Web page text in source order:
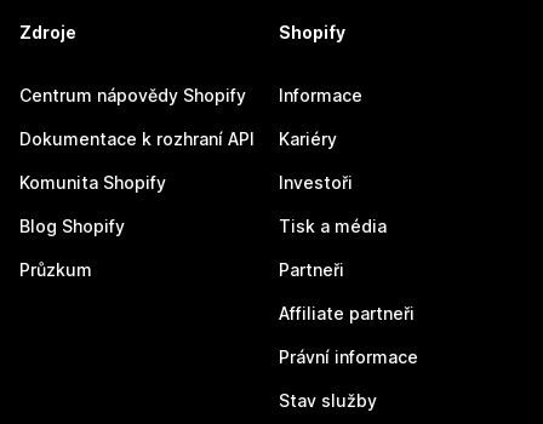
Zdroje
Centrum nápovědy Shopify
Dokumentace k rozhraní API
Komunita Shopify
Blog Shopify
Průzkum
Shopify
Informace
Kariéry
Investoři
Tisk a média
Partneři
Affiliate partneři
Právní informace
Stav služby